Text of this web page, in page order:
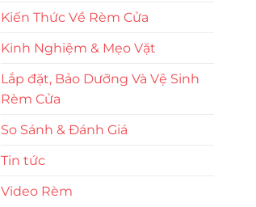
Kiến Thức Về Rèm Cửa
Kinh Nghiệm & Mẹo Vặt
Lắp đặt, Bảo Dưỡng Và Vệ Sinh
Rèm Cửa
So Sánh & Đánh Giá
Tin tức
Video Rèm